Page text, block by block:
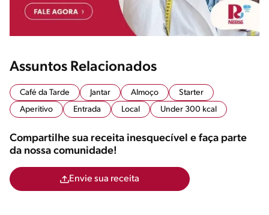
Assuntos Relacionados
Café da Tarde Jantar Almoço
Starter
Aperitivo
Entrada Local Under 300 kcal
Compartilhe sua receita inesquecível e faça parte
da nossa comunidade!
Envie sua receita